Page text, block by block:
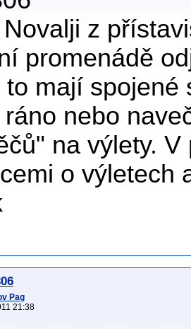
z
promenádě
to mají spojené
nebo
na výlety.
o výletech
Pag
21:38